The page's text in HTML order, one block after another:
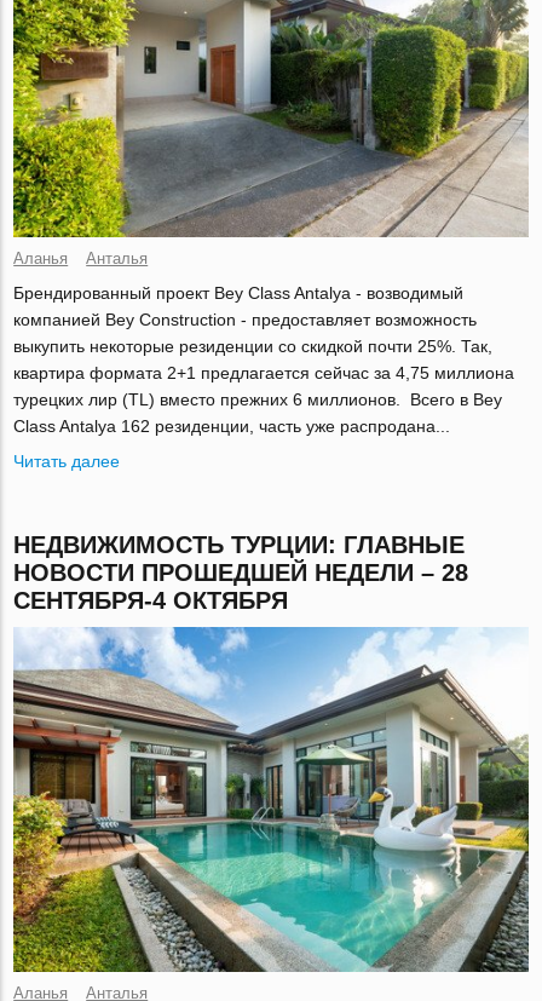
Аланья Анталья
Брендированный проект Bey Class Antalya - возводимый
компанией Bey Construction - предоставляет возможность
выкупить некоторые резиденции со скидкой почти 25%. Так,
квартира формата 2+1 предлагается сейчас за 4,75 миллиона
турецких лир (TL) вместо прежних 6 миллионов. Всего в Bey
Class Antalya 162 резиденции, часть уже распродана...
Читать далее
НЕДВИЖИМОСТЬ ТУРЦИИ: ГЛАВНЫЕ
НОВОСТИ ПРОШЕДШЕЙ НЕДЕЛИ – 28
СЕНТЯБРЯ-4 ОКТЯБРЯ
Аланья Анталья